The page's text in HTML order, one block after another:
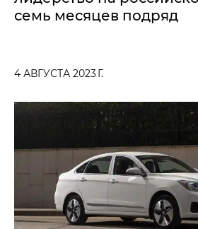
семь месяцев подряд
4 АВГУСТА 2023 Г.